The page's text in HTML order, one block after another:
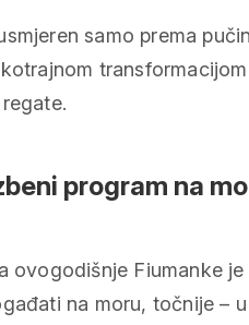
samo prema
program na
ovogodišnje Fiumanke
na moru, točnije –